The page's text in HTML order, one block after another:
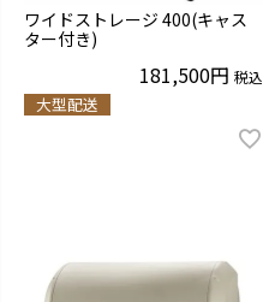
ワイドストレージ 400(キャス
ター付き)
181,500 税込
大型配送